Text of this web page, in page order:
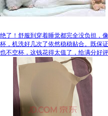
绝了！舒服到穿着睡觉都完全没负担，
杯，机洗好几次了依然稳稳贴合。既保
也不空杯，这钱花得太值了，给满分好评